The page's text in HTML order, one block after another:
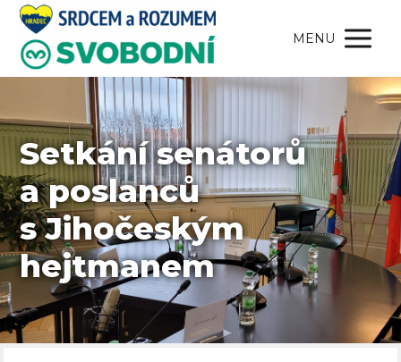
MENU
Setkání senátorů
a poslanců
s Jihočeským
hejtmanem